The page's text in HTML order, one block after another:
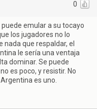
0
emular a su tocayo
los jugadores no lo
que respaldar, el
le sería una ventaja
dominar. Se puede
es poco, y resistir. No
es uno.